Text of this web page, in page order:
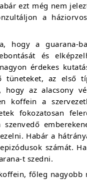
ezt még nem
a
hogy a guarana-
és
érdekes
az első
az alacsony
koffein a
fokozatosan
Habár a
számát.
t szedni.
főleg nagyobb